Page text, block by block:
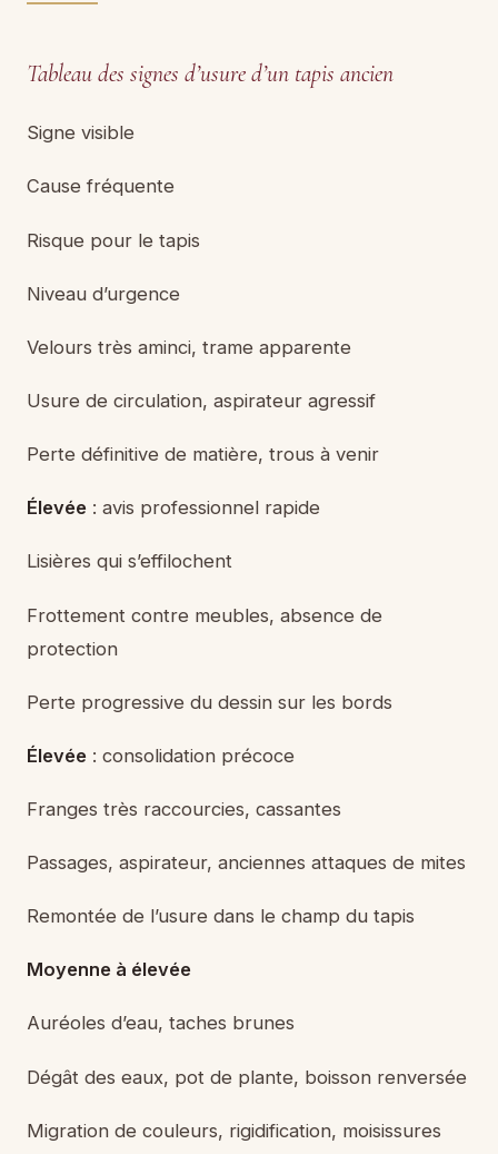
Tableau des signes d’usure d’un tapis ancien
Signe visible
Cause fréquente
Risque pour le tapis
Niveau d’urgence
Velours très aminci, trame apparente
Usure de circulation, aspirateur agressif
Perte définitive de matière, trous à venir
Élevée : avis professionnel rapide
Lisières qui s’effilochent
Frottement contre meubles, absence de
protection
Perte progressive du dessin sur les bords
Élevée : consolidation précoce
Franges très raccourcies, cassantes
Passages, aspirateur, anciennes attaques de mites
Remontée de l’usure dans le champ du tapis
Moyenne à élevée
Auréoles d’eau, taches brunes
Dégât des eaux, pot de plante, boisson renversée
Migration de couleurs, rigidification, moisissures